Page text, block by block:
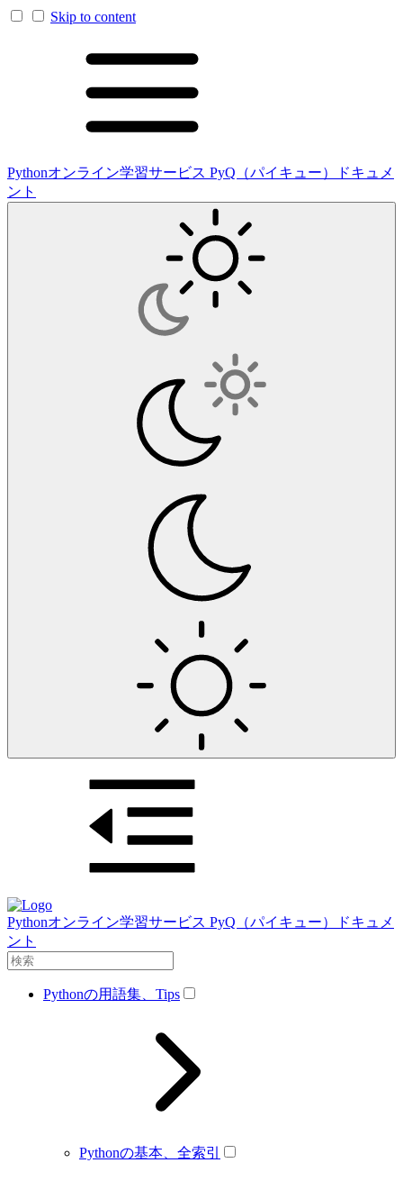
Skip to content
Pythonオンライン学習サービス PyQ（パイキュー）ドキュメ
ント
Pythonオンライン学習サービス PyQ（パイキュー）ドキュメ
ント
Pythonの用語集、Tips
Pythonの基本、全索引